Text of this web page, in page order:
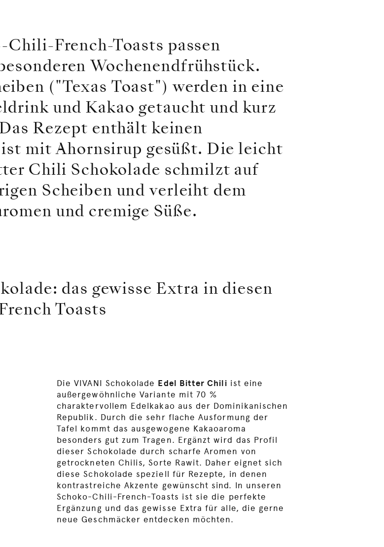
Chili-French-Toasts passen
Wochenendfrühstück.
("Texas Toast") werden in eine
und Kakao getaucht und kurz
Rezept enthält keinen
mit Ahornsirup gesüßt. Die leicht
Chili Schokolade schmilzt auf
Scheiben und verleiht dem
und cremige Süße.
das gewisse Extra in diesen
Toasts
Die VIVANI Schokolade Edel Bitter Chili ist eine
außergewöhnliche Variante mit 70 %
charaktervollem Edelkakao aus der Dominikanischen
Republik. Durch die sehr flache Ausformung der
Tafel kommt das ausgewogene Kakaoaroma
besonders gut zum Tragen. Ergänzt wird das Profil
dieser Schokolade durch scharfe Aromen von
getrockneten Chilis, Sorte Rawit. Daher eignet sich
diese Schokolade speziell für Rezepte, in denen
kontrastreiche Akzente gewünscht sind. In unseren
Schoko-Chili-French-Toasts ist sie die perfekte
Ergänzung und das gewisse Extra für alle, die gerne
neue Geschmäcker entdecken möchten.